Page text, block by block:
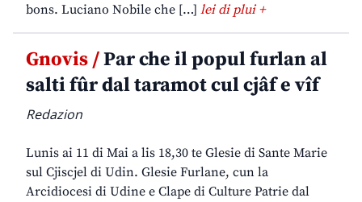
bons. Luciano Nobile che […] lei di plui +
Gnovis /Par che il popul furlan al
salti fûr dal taramot cul cjâf e vîf
Redazion
Lunis ai 11 di Mai a lis 18,30 te Glesie di Sante Marie
sul Cjiscjel di Udin. Glesie Furlane, cun la
Arcidiocesi di Udine e Clape di Culture Patrie dal